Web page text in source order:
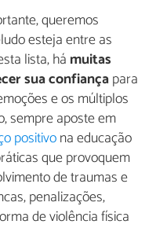
queremos
esteja entre as
lista, há muitas
sua confiançapara
e os múltiplos
sempre aposte em
positivona educação
que provoquem
de traumas e
penalizações,
de violência física